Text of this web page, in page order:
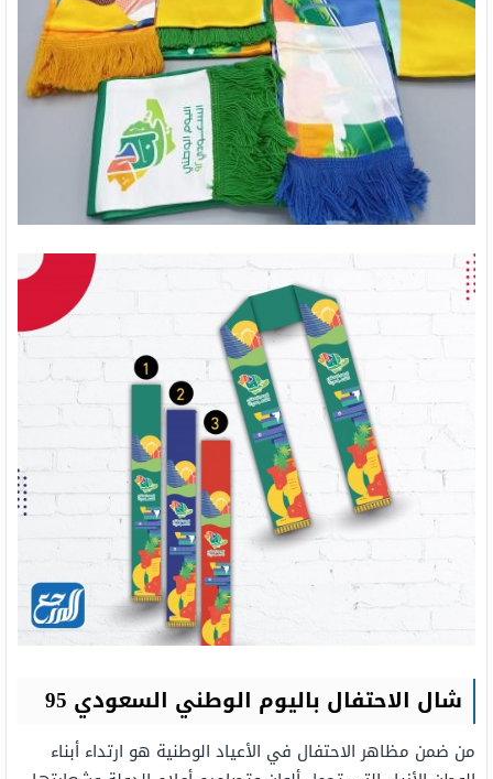
شال الاحتفال باليوم الوطني السعودي 95
من ضمن مظاهر الاحتفال في الأعياد الوطنية هو ارتداء أبناء